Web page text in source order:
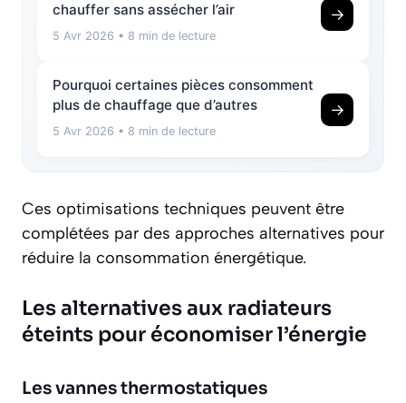
chauffer sans assécher l’air
5 Avr 2026 • 8 min de lecture
→
Pourquoi certaines pièces consomment
plus de chauffage que d’autres
5 Avr 2026 • 8 min de lecture
→
Ces optimisations techniques peuvent être
complétées par des approches alternatives pour
réduire la consommation énergétique.
Les alternatives aux radiateurs
éteints pour économiser l’énergie
Les vannes thermostatiques